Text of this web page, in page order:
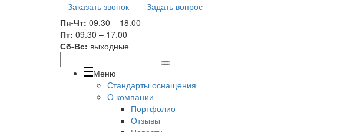
Заказать звонок
Задать вопрос
Пн-Чт: 09.30 – 18.00
Пт: 09.30 – 17.00
Сб-Вс: выходные
Меню
Стандарты оснащения
О компании
Портфолио
Отзывы